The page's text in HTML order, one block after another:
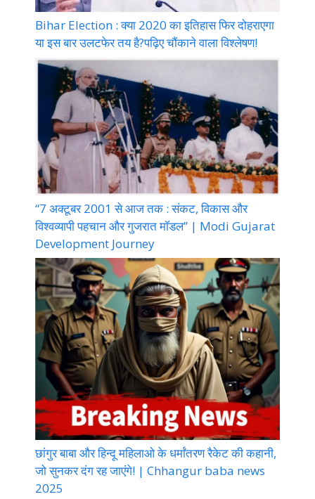
Bihar Election : क्या 2020 का इतिहास फिर दोहराएगा
या इस बार उलटफेर तय है?पढ़िए चौंकाने वाला विश्लेषण!
“7 अक्टूबर 2001 से आज तक : संकट, विकास और
विश्वव्यापी पहचान और गुजरात मॉडल” | Modi Gujarat
Development Journey
छांगुर बाबा और हिन्दू महिलाओ के धर्मांतरण रैकेट की कहानी,
जो सुनकर दंग रह जाएंगे! | Chhangur baba news
2025